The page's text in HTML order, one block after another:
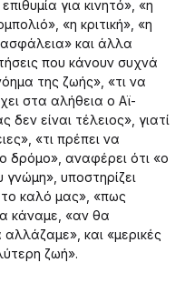
για κινητό», «η
«η κριτική», «η
και άλλα
που κάνουν συχνά
της ζωής», «τι να
στα αλήθεια ο Αϊ-
δεν είναι τέλειος», γιατί
«τι πρέπει να
δρόμο», αναφέρει ότι «ο
υποστηρίζει
το καλό μας», «πως
κάναμε, «αν θα
και «μερικές
ζωή».